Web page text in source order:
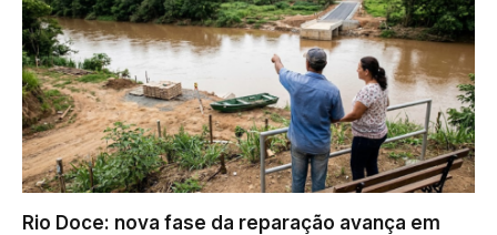
Rio Doce: nova fase da reparação avança em